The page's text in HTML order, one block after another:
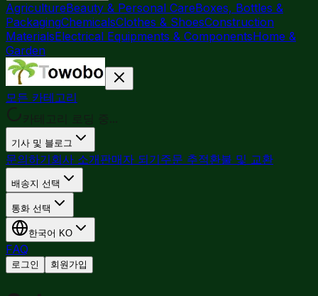
AgricultureBeauty & Personal CareBoxes, Bottles &
PackagingChemicalsClothes & ShoesConstruction
MaterialsElectrical Equipments & ComponentsHome &
Garden
모든 카테고리
카테고리 로딩 중...
기사 및 블로그
문의하기회사 소개판매자 되기주문 추적환불 및 교환
배송지 선택
통화 선택
한국어 KO
FAQ
로그인 회원가입